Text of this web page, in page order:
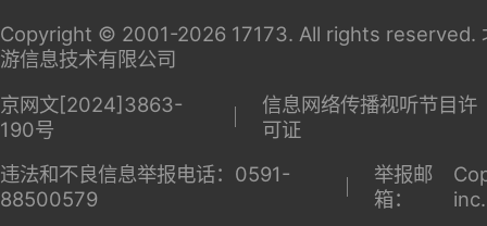
Copyright © 2001-2026 17173. All rights reserved.
游信息技术有限公司
京网文[2024]3863-
190号
信息网络传播视听节目许
可证
违法和不良信息举报电话：0591-
88500579
举报邮
箱：